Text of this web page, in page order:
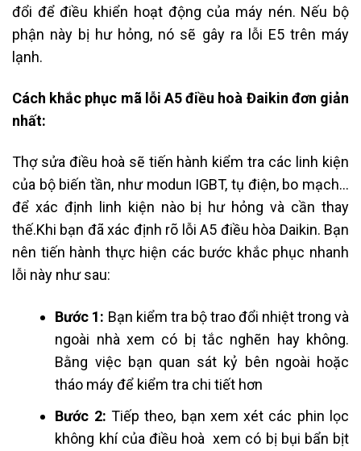
đổi để điều khiển hoạt động của máy nén. Nếu bộ
phận này bị hư hỏng, nó sẽ gây ra lỗi E5 trên máy
lạnh.
Cách khắc phục mã lỗi A5 điều hoà Đaikin đơn giản
nhất:
Thợ sửa điều hoà sẽ tiến hành kiểm tra các linh kiện
của bộ biến tần, như modun IGBT, tụ điện, bo mạch…
để xác định linh kiện nào bị hư hỏng và cần thay
thế.Khi bạn đã xác định rõ lỗi A5 điều hòa Daikin. Bạn
nên tiến hành thực hiện các bước khắc phục nhanh
lỗi này như sau:
Bước 1: Bạn kiểm tra bộ trao đổi nhiệt trong và
ngoài nhà xem có bị tắc nghẽn hay không.
Bằng việc bạn quan sát kỷ bên ngoài hoặc
tháo máy để kiểm tra chi tiết hơn
Bước 2: Tiếp theo, bạn xem xét các phin lọc
không khí của điều hoà xem có bị bụi bẩn bịt